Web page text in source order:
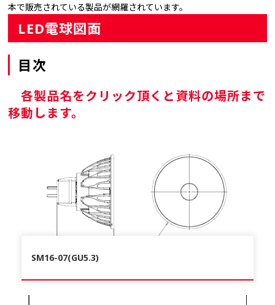
本で販売されている製品が網羅されています。
LED電球図面
目次
各製品名をクリック頂くと資料の場所まで
移動します。
SM16-07(GU5.3)